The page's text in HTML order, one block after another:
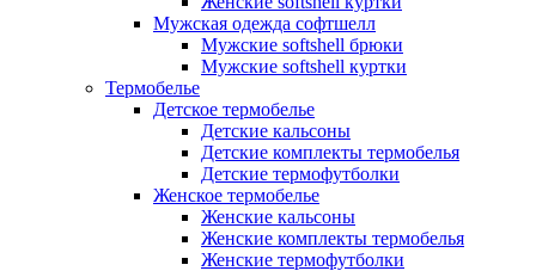
Мужская одежда софтшелл
Мужские softshell брюки
Мужские softshell куртки
Термобелье
Детское термобелье
Детские кальсоны
Детские комплекты термобелья
Детские термофутболки
Женское термобелье
Женские кальсоны
Женские комплекты термобелья
Женские термофутболки